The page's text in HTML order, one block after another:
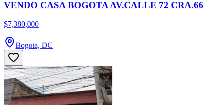
VENDO CASA BOGOTA AV.CALLE 72 CRA.66
$7,380,000
Bogota, DC